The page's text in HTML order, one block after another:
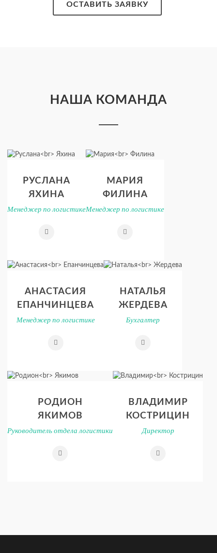
ОСТАВИТЬ ЗАЯВКУ
НАША КОМАНДА
РУСЛАНА
ЯХИНА
Менеджер по логистике
МАРИЯ
ФИЛИНА
Менеджер по логистике
АНАСТАСИЯ
ЕПАНЧИНЦЕВА
Менеджер по логистике
НАТАЛЬЯ
ЖЕРДЕВА
Бухгалтер
РОДИОН
ЯКИМОВ
Руководитель отдела логистики
ВЛАДИМИР
КОСТРИЦИН
Директор